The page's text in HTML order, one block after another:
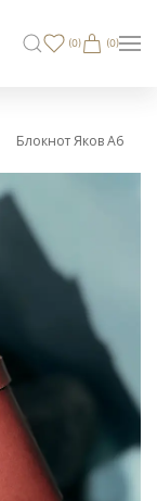
(0) (0)
Блокнот Яков А6